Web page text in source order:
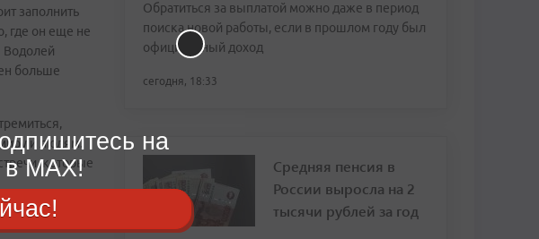
заполнить
где он еще не
Водолей
больше
и людям.
которые
выльется
Обратиться за выплатой можно даже в период
поиска новой работы, если в прошлом году был
официальный доход
сегодня, 18:33
Средняя пенсия в
России выросла на 2
тысячи рублей за год
на
MAX!